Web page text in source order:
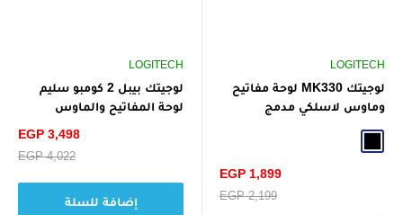
LOGITECH
لوجيتك MK330 لوحة مفاتيح
وماوس لاسلكي مدمج
سعر
EGP 1,899
سعر
EGP 2,199
LOGITECH
‏لوجيتك بيبل 2 كومبو سليم
لوحة المفاتيح والماوس
البلوتوث مع مفاتيح وزر قابلين
سعر
EGP 3,498
سعر
EGP 4,022
إضافة للسلة